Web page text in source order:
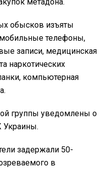
обысков изъяты
телефоны,
записи, медицинская
наркотических
компьютерная
группы уведомлены о
Украины.
задержали 50-
в